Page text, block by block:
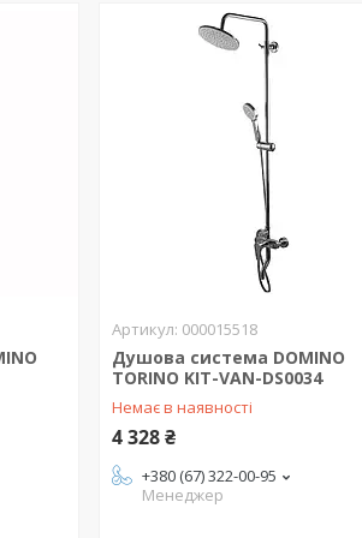
000015518
Душова система DOMINO
TORINO KIT-VAN-DS0034
Немає в наявності
4 328 ₴
+380 (67) 322-00-95
Менеджер